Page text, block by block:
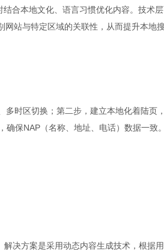
结合本地文化、语言习惯优化内容。技术
站与特定区域的关联性，从而提升本地
多时区切换；第二步，建立本地化着陆页
确保NAP（名称、地址、电话）数据一致
决方案是采用动态内容生成技术，根据